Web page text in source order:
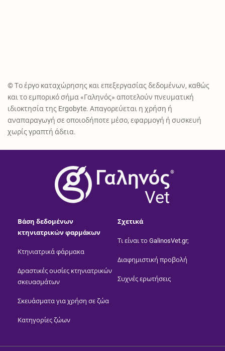
© Το έργο καταχώρησης και επεξεργασίας δεδομένων, καθώς
και το εμπορικό σήμα «Γαληνός» αποτελούν πνευματική
ιδιοκτησία της Ergobyte. Απαγορεύεται η χρήση ή
αναπαραγωγή σε οποιοδήποτε μέσο, εφαρμογή ή συσκευή
χωρίς γραπτή άδεια.
®
Vet
Βάση δεδομένων
κτηνιατρικών φαρμάκων
Κτηνιατρικά φάρμακα
Δραστικές ουσίες κτηνιατρικών
σκευασμάτων
Σκευάσματα για χρήση σε ζώα
Κατηγορίες ζώων
Σχετικά
Τι είναι το GalinosVet.gr;
Διαφημιστική προβολή
Συχνές ερωτήσεις